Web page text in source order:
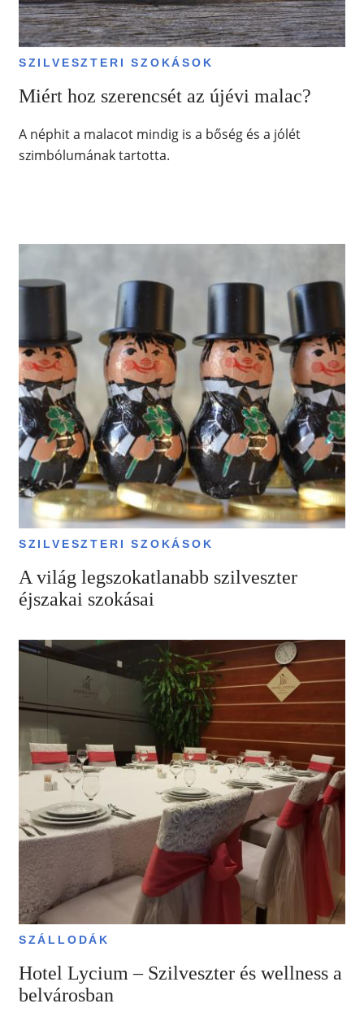
SZILVESZTERI SZOKÁSOK
Miért hoz szerencsét az újévi malac?
A néphit a malacot mindig is a bőség és a jólét
szimbólumának tartotta.
SZILVESZTERI SZOKÁSOK
A világ legszokatlanabb szilveszter
éjszakai szokásai
SZÁLLODÁK
Hotel Lycium – Szilveszter és wellness a
belvárosban